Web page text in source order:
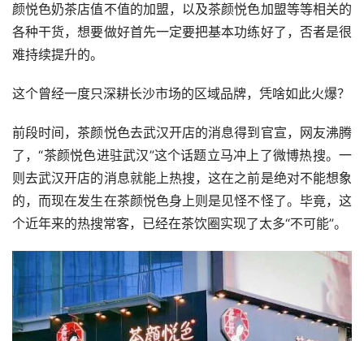
颜悦色奶茶店值不值的加盟，以及茶颜悦色加盟等等相关的
各种干货，想要做好首先一定要把基本功练好了，否者是很
难持续提升的。
这个曾经一度只深耕长沙市场的区域品牌，凭啥如此火爆？
前段时间，茶颜悦色去武汉开店的消息得到官宣，网友沸腾
了，“茶颜悦色进驻武汉”这个话题立马冲上了微博热搜。一
则去武汉开店的消息就能上热搜，这在之前是绝对不能想象
的，而现在发生在茶颜悦色身上则是见怪不怪了。毕竟，这
个近年来的热搜常客，已经在茶饮圈实现了太多“不可能”。